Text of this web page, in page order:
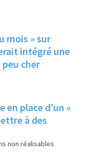
mois » sur
intégré une
cher
place d’un «
à des
non réalisables